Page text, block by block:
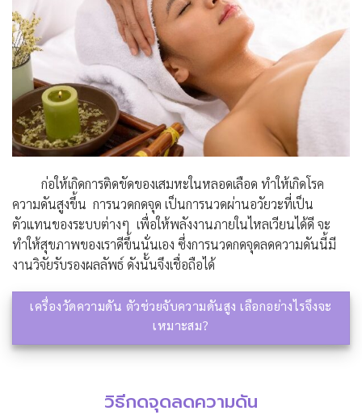
ก่อให้เกิดการติดขัดของเสมหะในหลอดเลือด ทำให้เกิดโรค
ความดันสูงขึ้น การนวดกดจุด เป็นการนวดผ่านอวัยวะที่เป็น
ตัวแทนของระบบต่างๆ เพื่อให้พลังงานภายในไหลเวียนได้ดี จะ
ทำให้สุขภาพของเราดีขึ้นนั่นเอง ซึ่งการนวดกดจุดลดความดันนี้มี
งานวิจัยรับรองผลลัพธ์ ดังนั้นจึงเชื่อถือได้
เครื่องวัดความดัน ตัวช่วยจับความดันสูง เลือกอย่างไรจึงจะ
เหมาะสม?
วิธีกดจุดลดความดัน